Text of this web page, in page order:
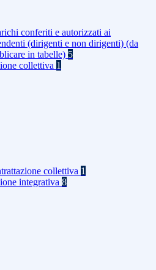
conferiti e autorizzati ai
(dirigenti e non dirigenti) (da
in tabelle) 5
collettiva 1
collettiva 1
integrativa 8